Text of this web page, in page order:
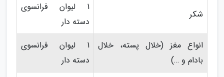
شکر
1 لیوان فرانسوی
دسته دار
انواع مغز (خلال پسته، خلال
بادام و …)
1 لیوان فرانسوی
دسته دار